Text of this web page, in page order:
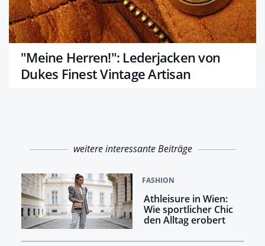
"Meine Herren!": Lederjacken von
Dukes Finest Vintage Artisan
weitere interessante Beiträge
FASHION
Athleisure in Wien:
Wie sportlicher Chic
den Alltag erobert